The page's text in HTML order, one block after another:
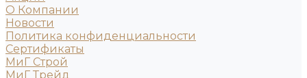
О Компании
Новости
Политика конфиденциальности
Сертификаты
МиГ Строй
МиГ Трейд